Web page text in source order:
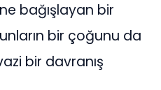
bağışlayan bir
bir çoğunu da
bir davranış